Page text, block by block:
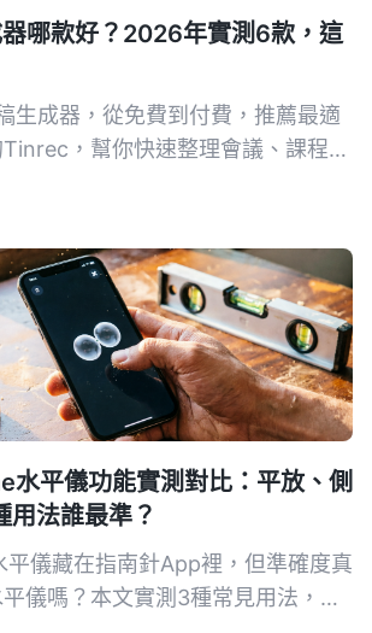
哪款好？2026年實測6款，這
生成器，從免費到付費，推薦最適
，幫你快速整理會議、課程、
平儀功能實測對比：平放、側
用法誰最準？
平儀藏在指南針App裡，但準確度真
儀嗎？本文實測3種常見用法，從